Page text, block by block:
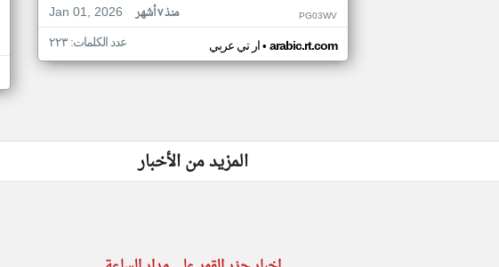
Jan 01, 2026
منذ ٧ أشهر PG03WV
ار تي عربي• arabic.rt.com عدد الكلمات: ٢٢٣
المزيد من الأخبار